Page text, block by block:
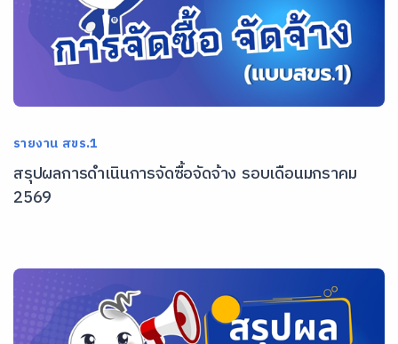
รายงาน สขร.1
สรุปผลการดำเนินการจัดซื้อจัดจ้าง รอบเดือนมกราคม
2569